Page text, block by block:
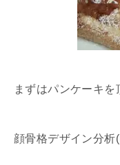
まずはパンケーキを
顔骨格デザイン分析